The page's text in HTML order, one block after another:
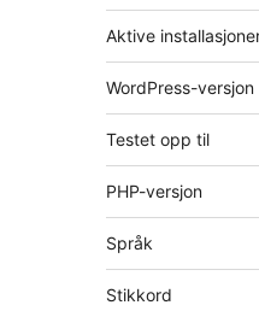
Aktive
WordPress-versjon
Testet opp til
PHP-versjon
Språk
Stikkord